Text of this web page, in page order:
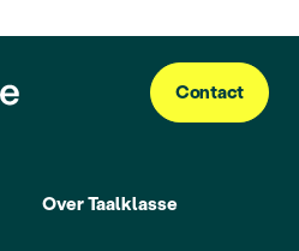
Contact
Over Taalklasse